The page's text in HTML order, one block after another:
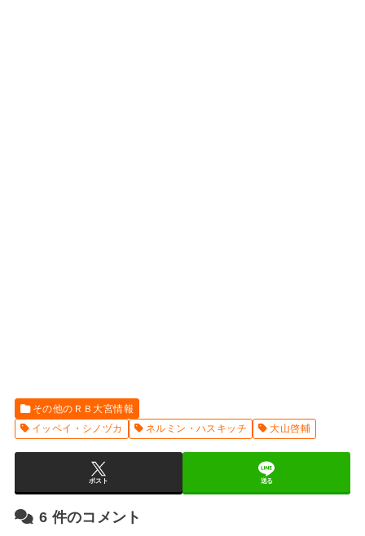
その他のＲＢ大宮情報
イッペイ・シノヅカ
ネルミン・ハスキッチ 大山啓輔
ポスト 送る
6 件のコメント